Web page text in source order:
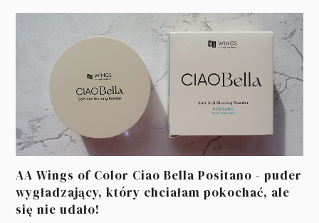
AA Wings of Color Ciao Bella Positano - puder
wygładzający, który chciałam pokochać, ale
się nie udało!